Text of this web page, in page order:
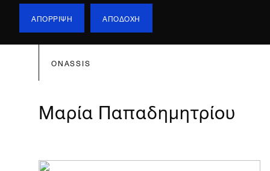
ΑΠΟΡΡΙΨΗ ΑΠΟΔΟΧΗ
ONASSIS
Μαρία Παπαδημητρίου